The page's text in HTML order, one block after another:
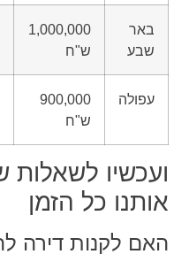
באר
שבע
1,000,000
ש"ח
עפולה
900,000
ש"ח
ועכשיו
אותנו כל הזמן
האם לקנות דירה